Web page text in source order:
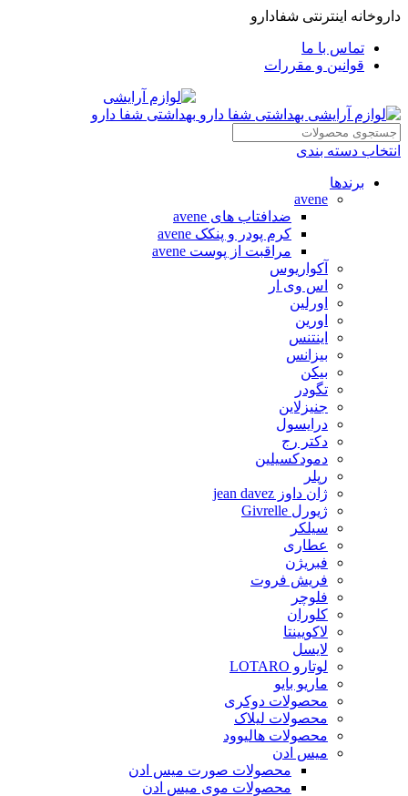
داروخانه اینترنتی شفادارو
تماس با ما
قوانین و مقررات
انتخاب دسته بندی
برندها
avene
ضدافتاب های avene
کرم پودر و پنکک avene
مراقبت از پوست avene
آکواریوس
اس وی ار
اورلین
اورین
اینتنس
بیزانس
بیکن
تگودر
جنیزلاین
درایسول
دکتر رج
دمودکسیلین
رپلر
ژان داوز jean davez
ژیورل Givrelle
سیلکر
عطاری
فبریژن
فریش فروت
فلوچر
کلوران
لاکویینتا
لایسل
لوتارو LOTARO
ماریو بایو
محصولات دوکری
محصولات لیلاک
محصولات هالیوود
میس ادن
محصولات صورت میس ادن
محصولات موی میس ادن